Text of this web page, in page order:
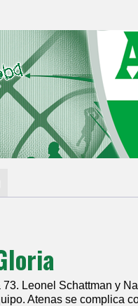
73. Leonel Schattman y
Atenas se complica